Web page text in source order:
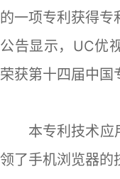
的一项专利获得专
公告显示，UC优
荣获第十四届中国
本专利技术应
领了手机浏览器的